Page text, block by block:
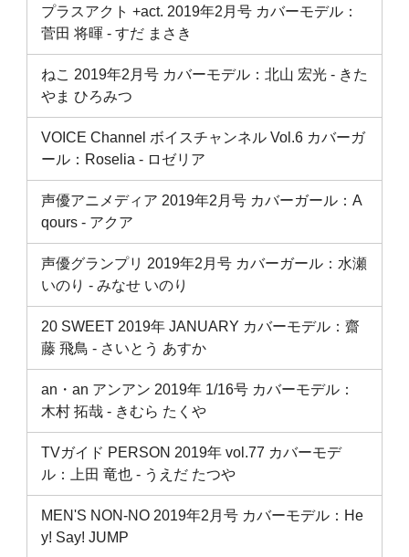
プラスアクト +act. 2019年2月号 カバーモデル：
菅田 将暉 ‐ すだ まさき
ねこ 2019年2月号 カバーモデル：北山 宏光 ‐ きた
やま ひろみつ
VOICE Channel ボイスチャンネル Vol.6 カバーガ
ール：Roselia ‐ ロゼリア
声優アニメディア 2019年2月号 カバーガール：A
qours ‐ アクア
声優グランプリ 2019年2月号 カバーガール：水瀬
いのり ‐ みなせ いのり
20 SWEET 2019年 JANUARY カバーモデル：齋
藤 飛鳥 ‐ さいとう あすか
an・an アンアン 2019年 1/16号 カバーモデル：
木村 拓哉 ‐ きむら たくや
TVガイド PERSON 2019年 vol.77 カバーモデ
ル：上田 竜也 ‐ うえだ たつや
MEN'S NON-NO 2019年2月号 カバーモデル：He
y! Say! JUMP